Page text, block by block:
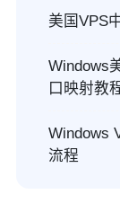
美国VPS
Windows
口映射教
Windows
流程